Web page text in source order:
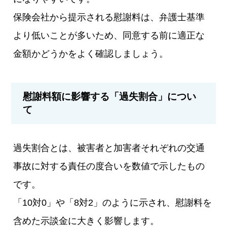
保険会社から提示される慰謝料は、弁護士基準
より低いことが多いため、同意する前に適正な
金額かどうかをよく確認しましょう。
慰謝料額に影響する「過失割合」につい
て
過失割合とは、被害者と加害者それぞれの交通
事故に対する責任の度合いを数値で示したもの
です。
「10対0」や「8対2」のように示され、慰謝料を
含めた示談金に大きく影響します。